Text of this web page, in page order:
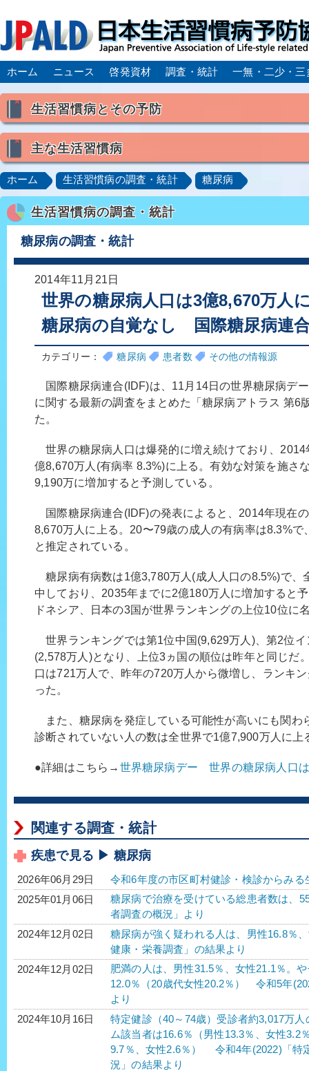
ホーム ニュース 啓発資材 調査・統計 一無・二少・三
生活習慣病とその予防
喫煙
食生活
主な生活習慣病
高血圧 脂質異常症（高脂血症） 糖尿病
肥満症／メタボリックシンドローム
動脈硬化
心
脂肪肝／NAFLD／NASH
アルコール肝疾患
ロコモティブシンドローム／サルコペニア／フレイル
ホーム 生活習慣病の調査・統計 糖尿病
生活習慣病の調査・統計
糖尿病の調査・統計
2014年11月21日
世界の糖尿病人口は3億8,670万人
糖尿病の自覚なし 国際糖尿病連
カテゴリー： 糖尿病 患者数 その他の情報源
国際糖尿病連合(IDF)は、11月14日の世界糖尿病デ
に関する最新の調査をまとめた「糖尿病アトラス 第6
た。
世界の糖尿病人口は爆発的に増え続けており、2014
億8,670万人(有病率 8.3%)に上る。有効な対策を施さ
9,190万に増加すると予測している。
国際糖尿病連合(IDF)の発表によると、2014年現在
8,670万人に上る。20〜79歳の成人の有病率は8.3%で
と推定されている。
糖尿病有病数は1億3,780万人(成人人口の8.5%)で、
中しており、2035年までに2億180万人に増加すると
ドネシア、日本の3国が世界ランキングの上位10位に
世界ランキングでは第1位中国(9,629万人)、第2位
(2,578万人)となり、上位3ヵ国の順位は昨年と同じだ
口は721万人で、昨年の720万人から微増し、ランキ
った。
また、糖尿病を発症している可能性が高いにも関わ
診断されていない人の数は全世界で1億7,900万人に上
●詳細はこちら→ 世界糖尿病デー 世界の糖尿病人口
関連する調査・統計
疾患で見る ▶ 糖尿病
2026年06月29日
令和6年度の市区町村健診・検診からみ
2025年01月06日
糖尿病で治療を受けている総患者数は
者調査の概況」より
2024年12月02日
糖尿病が強く疑われる人は、男性16.8％
健康・栄養調査」の結果より
2024年12月02日
肥満の人は、男性31.5％、女性21.1％。
12.0％（20歳代女性20.2％） 令和5年
より
2024年10月16日
特定健診（40～74歳）受診者約3,017万
ム該当者は16.6％（男性13.3％、女性3.2
9.7％、女性2.6％） 令和4年(2022)「特
況」の結果より